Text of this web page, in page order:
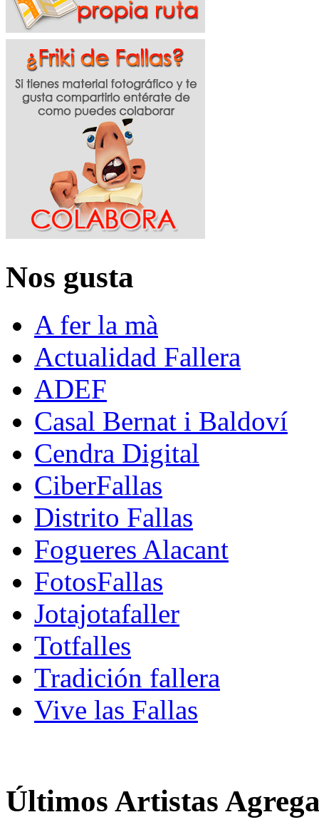
Nos gusta
A fer la mà
Actualidad Fallera
ADEF
Casal Bernat i Baldoví
Cendra Digital
CiberFallas
Distrito Fallas
Fogueres Alacant
FotosFallas
Jotajotafaller
Totfalles
Tradición fallera
Vive las Fallas
Últimos Artistas